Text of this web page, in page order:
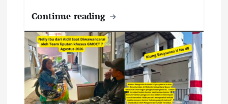
Continue reading